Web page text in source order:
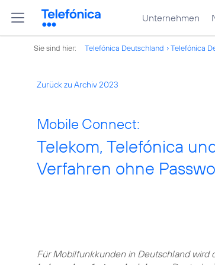
Unternehmen
Sie sind hier: Telefónica Deutschland Telefónica
Zurück zu Archiv 2023
Mobile Connect:
Telekom, Telefónica
Verfahren ohne
Für Mobilfunkkunden in Deutschland wird